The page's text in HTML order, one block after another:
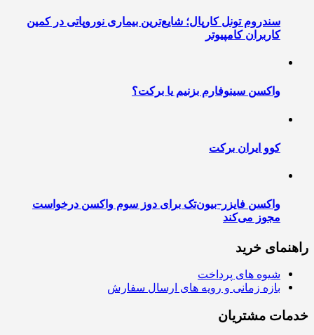
سندروم تونل کارپال؛ شایع‌ترین بیماری نوروپاتی در کمین
کاربران کامپیوتر
واکسن سینوفارم بزنیم یا برکت؟
کوو ایران برکت
واکسن فایزر-بیون‌تک برای دوز سوم واکسن درخواست
مجوز می‌کند
راهنمای خرید
شیوه های پرداخت
بازه زمانی و رویه های ارسال سفارش
خدمات مشتریان